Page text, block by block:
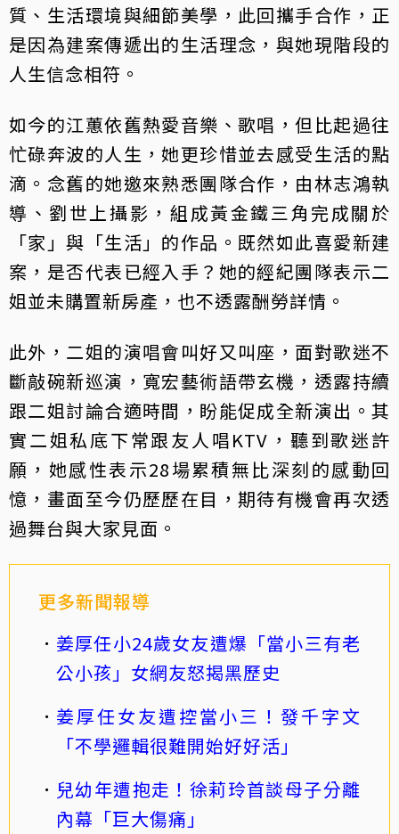
質、生活環境與細節美學，此回攜手合作，正
是因為建案傳遞出的生活理念，與她現階段的
人生信念相符。
如今的江蕙依舊熱愛音樂、歌唱，但比起過往
忙碌奔波的人生，她更珍惜並去感受生活的點
滴。念舊的她邀來熟悉團隊合作，由林志鴻執
導、劉世上攝影，組成黃金鐵三角完成關於
「家」與「生活」的作品。既然如此喜愛新建
案，是否代表已經入手？她的經紀團隊表示二
姐並未購置新房產，也不透露酬勞詳情。
此外，二姐的演唱會叫好又叫座，面對歌迷不
斷敲碗新巡演，寬宏藝術語帶玄機，透露持續
跟二姐討論合適時間，盼能促成全新演出。其
實二姐私底下常跟友人唱KTV，聽到歌迷許
願，她感性表示28場累積無比深刻的感動回
憶，畫面至今仍歷歷在目，期待有機會再次透
過舞台與大家見面。
更多新聞報導
姜厚任小24歲女友遭爆「當小三有老
公小孩」女網友怒揭黑歷史
姜厚任女友遭控當小三！發千字文
「不學邏輯很難開始好好活」
兒幼年遭抱走！徐莉玲首談母子分離
內幕「巨大傷痛」